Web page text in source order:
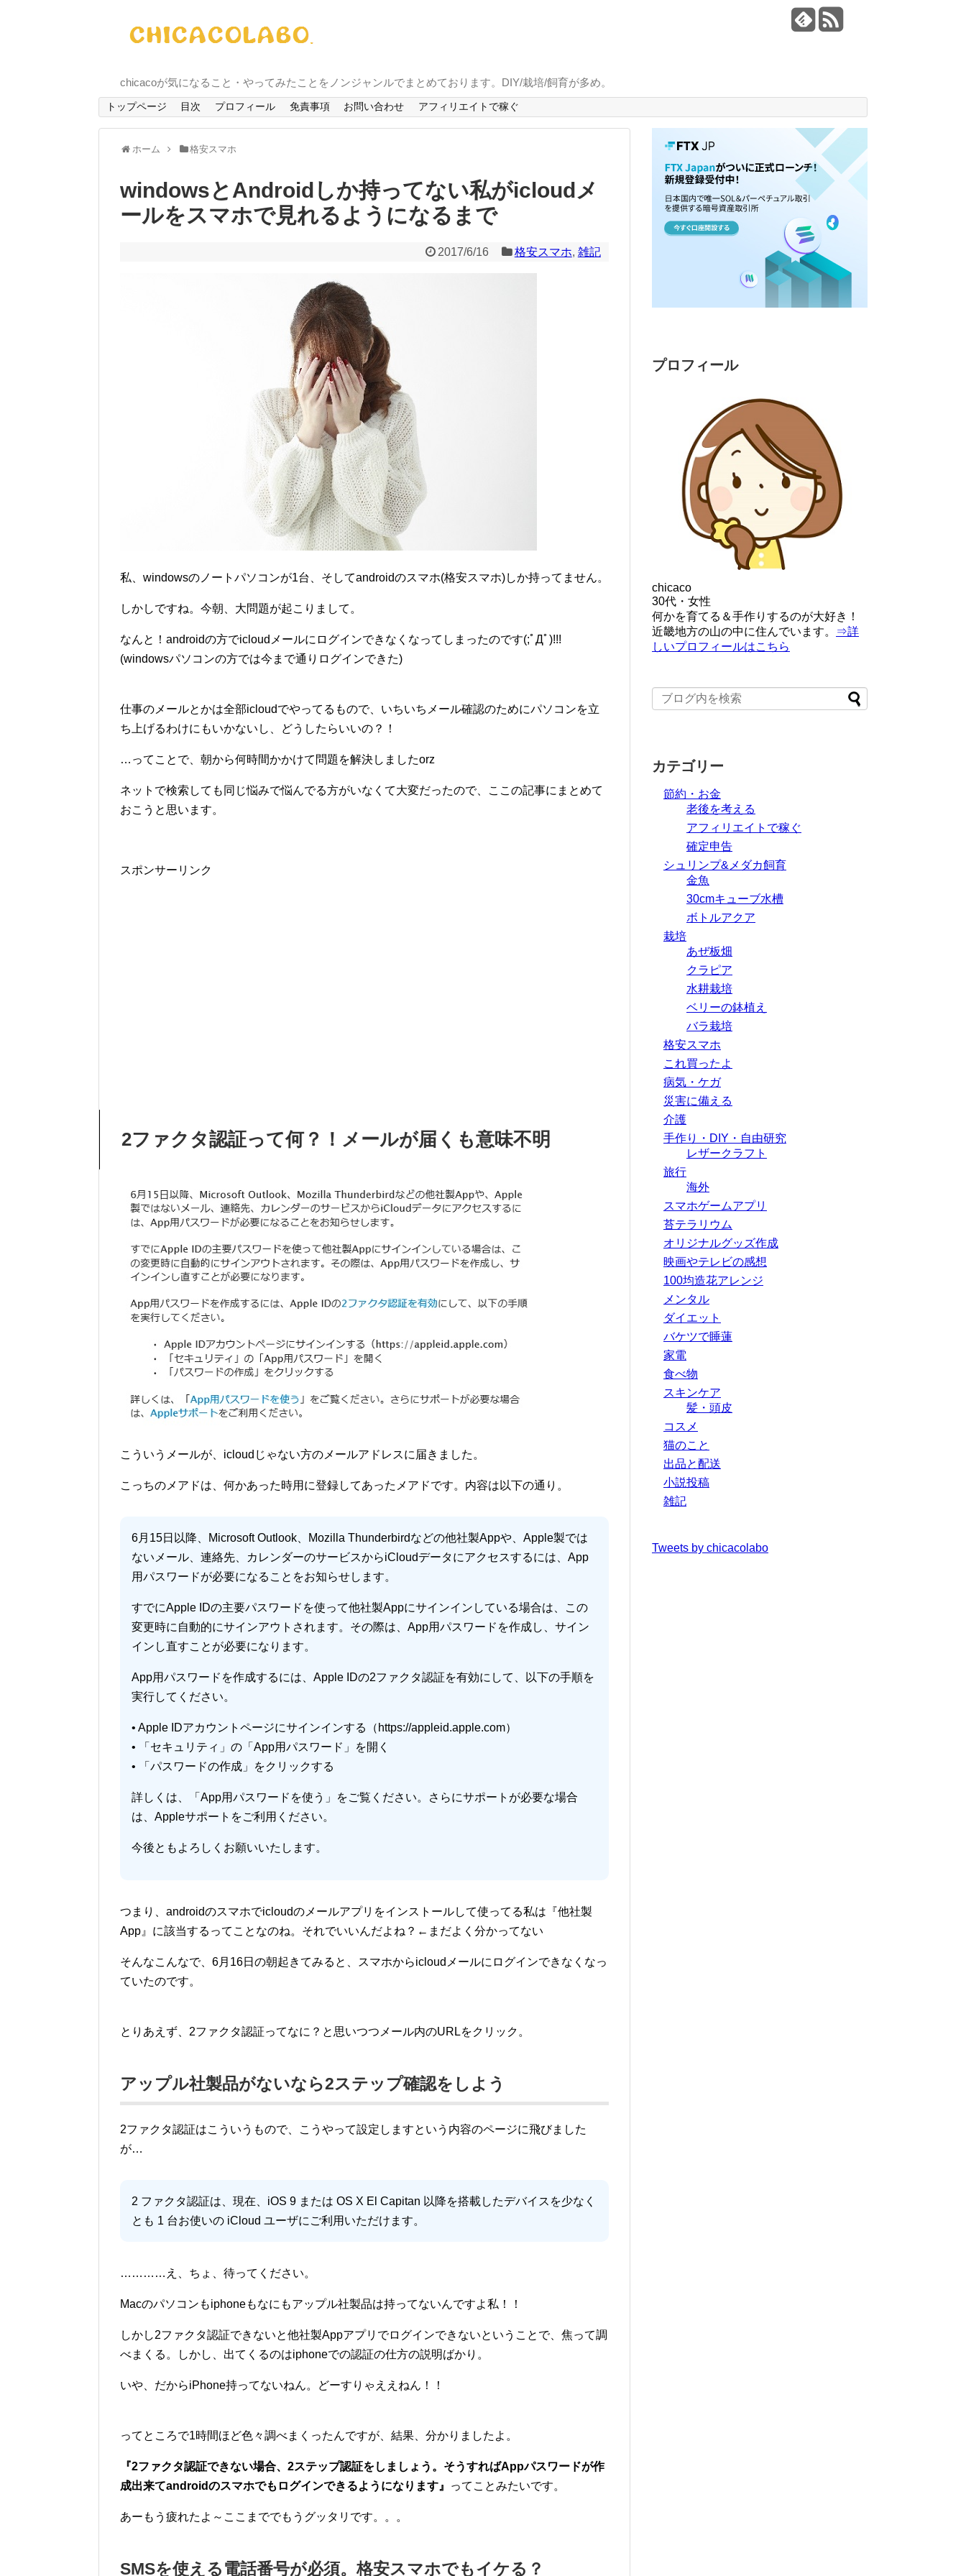
chicacoが気になること・やってみたことをノンジャンルでまとめております。DIY/栽培/飼育が多め。
トップページ 目次 プロフィール 免責事項 お問い合わせ アフィリエイトで稼ぐ
ホーム 格安スマホ
windowsとAndroidしか持ってない私がicloudメ
ールをスマホで見れるようになるまで
2017/6/16 格安スマホ, 雑記
私、windowsのノートパソコンが1台、そしてandroidのスマホ(格安スマホ)しか持ってません。
しかしですね。今朝、大問題が起こりまして。
なんと！androidの方でicloudメールにログインできなくなってしまったのです(;ﾟДﾟ)!!!
(windowsパソコンの方では今まで通りログインできた)
仕事のメールとかは全部icloudでやってるもので、いちいちメール確認のためにパソコンを立
ち上げるわけにもいかないし、どうしたらいいの？！
…ってことで、朝から何時間かかけて問題を解決しましたorz
ネットで検索しても同じ悩みで悩んでる方がいなくて大変だったので、ここの記事にまとめて
おこうと思います。
スポンサーリンク
2ファクタ認証って何？！メールが届くも意味不明
こういうメールが、icloudじゃない方のメールアドレスに届きました。
こっちのメアドは、何かあった時用に登録してあったメアドです。内容は以下の通り。
6月15日以降、Microsoft Outlook、Mozilla Thunderbirdなどの他社製Appや、Apple製では
ないメール、連絡先、カレンダーのサービスからiCloudデータにアクセスするには、App
用パスワードが必要になることをお知らせします。
すでにApple IDの主要パスワードを使って他社製Appにサインインしている場合は、この
変更時に自動的にサインアウトされます。その際は、App用パスワードを作成し、サイン
インし直すことが必要になります。
App用パスワードを作成するには、Apple IDの2ファクタ認証を有効にして、以下の手順を
実行してください。
• Apple IDアカウントページにサインインする（https://appleid.apple.com）
• 「セキュリティ」の「App用パスワード」を開く
• 「パスワードの作成」をクリックする
詳しくは、「App用パスワードを使う」をご覧ください。さらにサポートが必要な場合
は、Appleサポートをご利用ください。
今後ともよろしくお願いいたします。
つまり、androidのスマホでicloudのメールアプリをインストールして使ってる私は『他社製
App』に該当するってことなのね。それでいいんだよね？←まだよく分かってない
そんなこんなで、6月16日の朝起きてみると、スマホからicloudメールにログインできなくなっ
ていたのです。
とりあえず、2ファクタ認証ってなに？と思いつつメール内のURLをクリック。
アップル社製品がないなら2ステップ確認をしよう
2ファクタ認証はこういうもので、こうやって設定しますという内容のページに飛びました
が…
2 ファクタ認証は、現在、iOS 9 または OS X El Capitan 以降を搭載したデバイスを少なく
とも 1 台お使いの iCloud ユーザにご利用いただけます。
…………え、ちょ、待ってください。
Macのパソコンもiphoneもなにもアップル社製品は持ってないんですよ私！！
しかし2ファクタ認証できないと他社製Appアプリでログインできないということで、焦って調
べまくる。しかし、出てくるのはiphoneでの認証の仕方の説明ばかり。
いや、だからiPhone持ってないねん。どーすりゃええねん！！
ってところで1時間ほど色々調べまくったんですが、結果、分かりましたよ。
『2ファクタ認証できない場合、2ステップ認証をしましょう。そうすればAppパスワードが作
成出来てandroidのスマホでもログインできるようになります』
ってことみたいです。
あーもう疲れたよ～ここまででもうグッタリです。。。
SMSを使える電話番号が必須。格安スマホでもイケる？
プロフィール
chicaco
30代・女性
何かを育てる＆手作りするのが大好き！
近畿地方の山の中に住んでいます。
⇒詳
しいプロフィールはこちら
カテゴリー
節約・お金
老後を考える
アフィリエイトで稼ぐ
確定申告
シュリンプ&メダカ飼育
金魚
30cmキューブ水槽
ボトルアクア
栽培
あぜ板畑
クラピア
水耕栽培
ベリーの鉢植え
バラ栽培
格安スマホ
これ買ったよ
病気・ケガ
災害に備える
介護
手作り・DIY・自由研究
レザークラフト
旅行
海外
スマホゲームアプリ
苔テラリウム
オリジナルグッズ作成
映画やテレビの感想
100均造花アレンジ
メンタル
ダイエット
バケツで睡蓮
家電
食べ物
スキンケア
髪・頭皮
コスメ
猫のこと
出品と配送
小説投稿
雑記
Tweets by chicacolabo